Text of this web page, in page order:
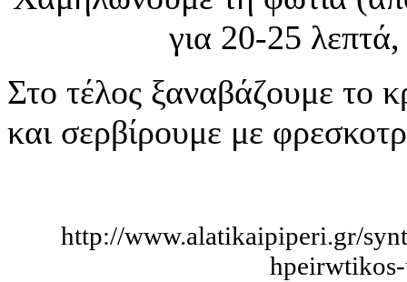
για 20-25
Στο τέλος ξαναβάζουμε το
και σερβίρουμε με
http://www.alatikaipiperi.gr/